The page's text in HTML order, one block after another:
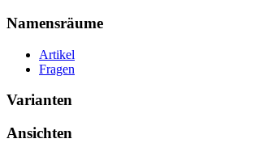
Namensräume
Artikel
Fragen
Varianten
Ansichten